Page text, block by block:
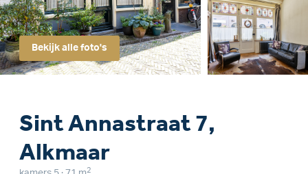
Bekijk alle foto's
Sint Annastraat 7,
Alkmaar
2